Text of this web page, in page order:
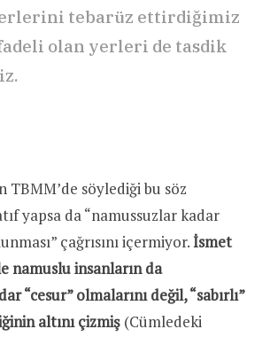
tebarüz ettirdiğimiz
olan yerleri de tasdik
TBMM’de söylediği bu söz
yapsa da “namussuzlar kadar
çağrısını içermiyor.İsmet
namuslu insanların da
“cesur” olmalarını değil, “sabırlı”
altını çizmiş (Cümledeki